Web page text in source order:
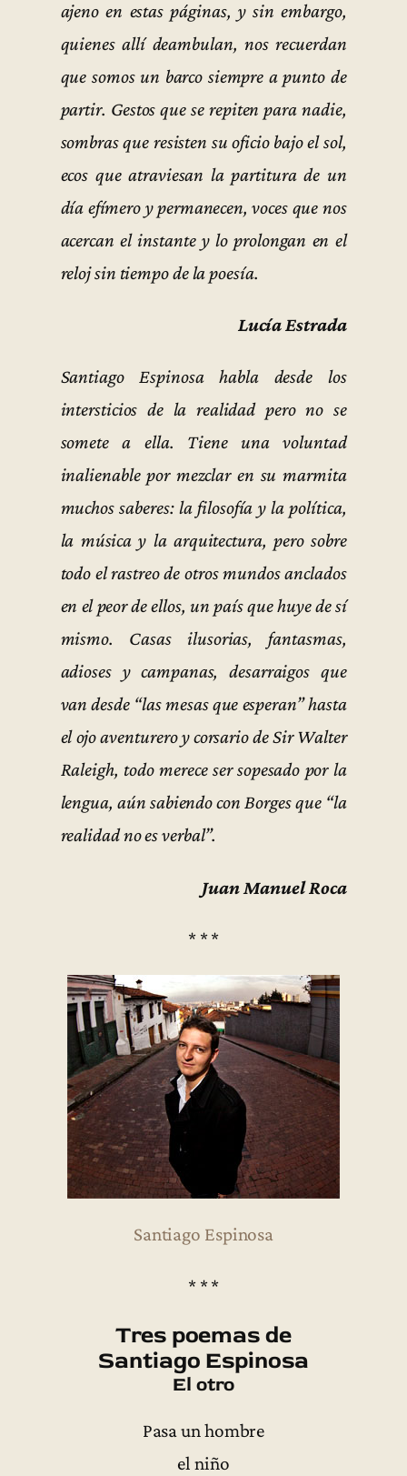
ajeno en estas páginas, y sin embargo,
quienes allí deambulan, nos recuerdan
que somos un barco siempre a punto de
partir. Gestos que se repiten para nadie,
sombras que resisten su oficio bajo el sol,
ecos que atraviesan la partitura de un
día efímero y permanecen, voces que nos
acercan el instante y lo prolongan en el
reloj sin tiempo de la poesía.
Lucía Estrada
Santiago Espinosa habla desde los
intersticios de la realidad pero no se
somete a ella. Tiene una voluntad
inalienable por mezclar en su marmita
muchos saberes: la filosofía y la política,
la música y la arquitectura, pero sobre
todo el rastreo de otros mundos anclados
en el peor de ellos, un país que huye de sí
mismo. Casas ilusorias, fantasmas,
adioses y campanas, desarraigos que
van desde “las mesas que esperan” hasta
el ojo aventurero y corsario de Sir Walter
Raleigh, todo merece ser sopesado por la
lengua, aún sabiendo con Borges que “la
realidad no es verbal”.
Juan Manuel Roca
* * *
Santiago Espinosa
* * *
Tres poemas de
Santiago Espinosa
El otro
Pasa un hombre
el niño